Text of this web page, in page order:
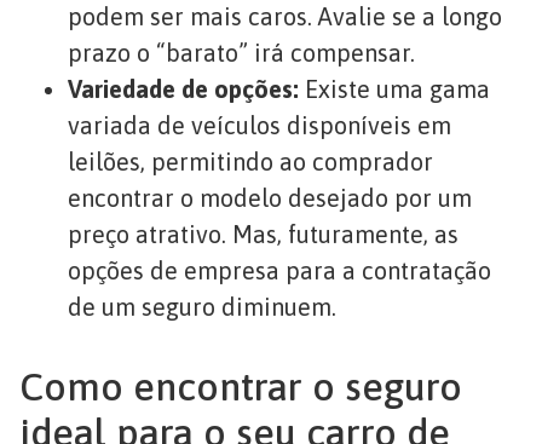
podem ser mais caros. Avalie se a longo
prazo o “barato” irá compensar.
Variedade de opções: Existe uma gama
variada de veículos disponíveis em
leilões, permitindo ao comprador
encontrar o modelo desejado por um
preço atrativo. Mas, futuramente, as
opções de empresa para a contratação
de um seguro diminuem.
Como encontrar o seguro
ideal para o seu carro de